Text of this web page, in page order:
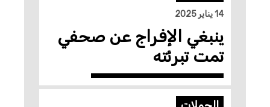
ينبغي الإفراج عن صحفي
تمت تبرئته